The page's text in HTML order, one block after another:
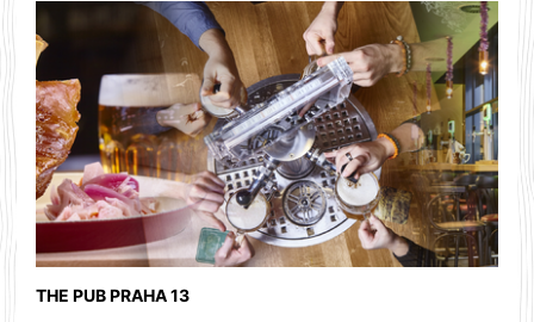
THE PUB PRAHA 13